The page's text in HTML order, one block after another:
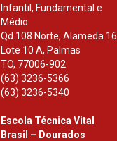
Infantil, Fundamental e
Médio
Qd.108 Norte, Alameda 16
Lote 10 A, Palmas
TO, 77006-902
(63) 3236-5366
(63) 3236-5340
Escola Técnica Vital
Brasil – Dourados